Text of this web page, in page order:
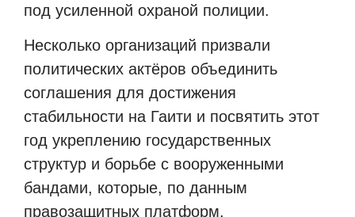
под усиленной охраной полиции.
Несколько организаций призвали
политических актёров объединить
соглашения для достижения
стабильности на Гаити и посвятить этот
год укреплению государственных
структур и борьбе с вооруженными
бандами, которые, по данным
правозащитных платформ,